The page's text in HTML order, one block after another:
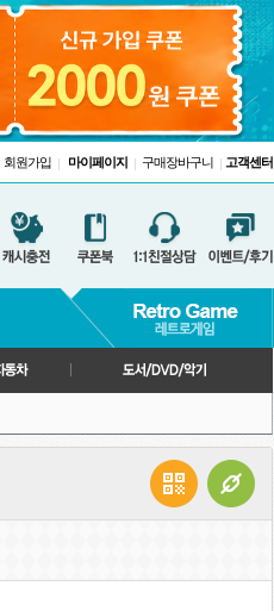
회원가입 | 마이페이지 | 구매장바구니 | 고객센터